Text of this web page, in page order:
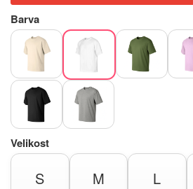
Barva
Velikost
S M L